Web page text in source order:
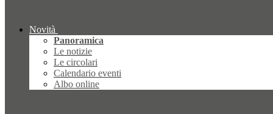
Novità
Panoramica
Le notizie
Le circolari
Calendario eventi
Albo online